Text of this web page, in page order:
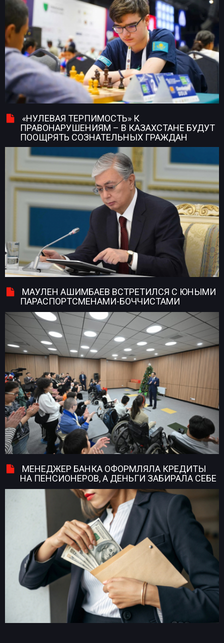
«НУЛЕВАЯ ТЕРПИМОСТЬ» К
ПРАВОНАРУШЕНИЯМ – В КАЗАХСТАНЕ БУДУТ
ПООЩРЯТЬ СОЗНАТЕЛЬНЫХ ГРАЖДАН
МАУЛЕН АШИМБАЕВ ВСТРЕТИЛСЯ С ЮНЫМИ
ПАРАСПОРТСМЕНАМИ-БОЧЧИСТАМИ
МЕНЕДЖЕР БАНКА ОФОРМЛЯЛА КРЕДИТЫ
НА ПЕНСИОНЕРОВ, А ДЕНЬГИ ЗАБИРАЛА СЕБЕ